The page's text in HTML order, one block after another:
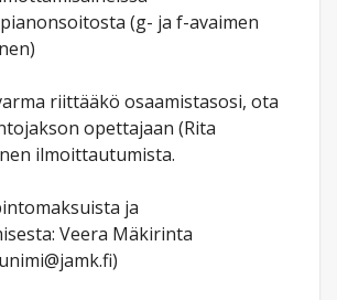
(g- ja f-avaimen
riittääkö osaamistasosi, ota
opettajaan (Rita
ilmoittautumista.
ja
Veera Mäkirinta